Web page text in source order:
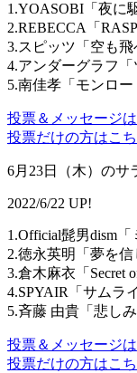
1.YOASOBI「夜に
2.REBECCA「
3.スピッツ「空も飛
4.アンダーグラフ「
5.南佳孝「モンロー
投票＆メッセージ
投票だけの方はこち
6月23日（木）のサ
2022/6/22 UP!
1.Official髭男dism「
2.徳永英明「夢を信
3.倉木麻衣「Secret
4.SPYAIR「サムラ
5.斉藤 由貴「悲し
投票＆メッセージ
投票だけの方はこち